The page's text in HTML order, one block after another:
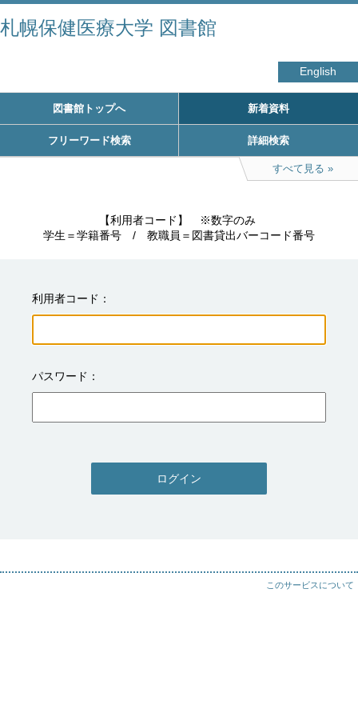
札幌保健医療大学 図書館
English
図書館トップへ 新着資料
フリーワード検索 詳細検索
すべて見る
【利用者コード】　※数字のみ
学生＝学籍番号　/　教職員＝図書貸出バーコード番号
利用者コード
パスワード
ログイン
このサービスについて